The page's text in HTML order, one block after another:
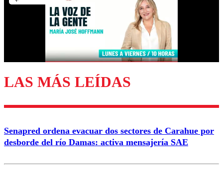
Enviar comentario
LAS MÁS LEÍDAS
Senapred ordena evacuar dos sectores de Carahue por
desborde del río Damas: activa mensajería SAE